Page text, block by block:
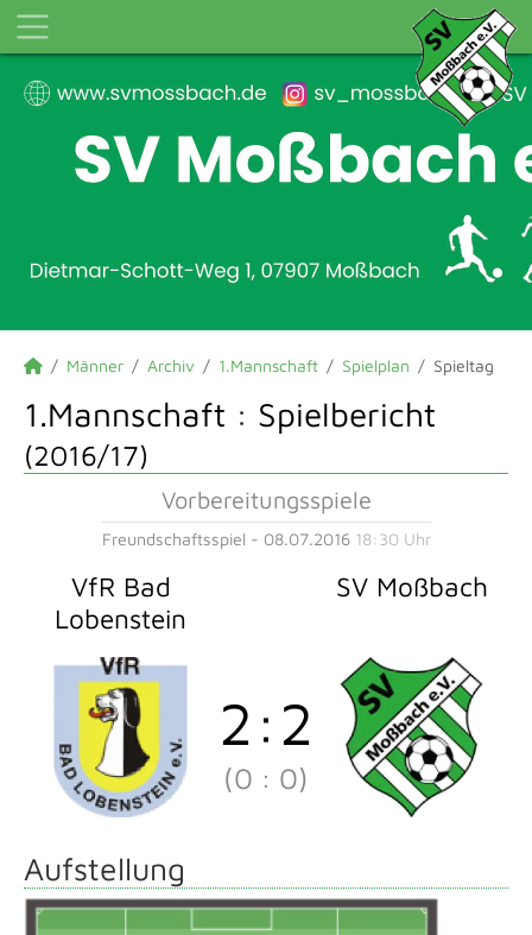
Männer Archiv 1.Mannschaft Spielplan Spieltag
1.Mannschaft : Spielbericht
(2016/17)
Vorbereitungsspiele
Freundschaftsspiel - 08.07.2016 18:30 Uhr
VfR Bad
Lobenstein
SV Moßbach
2 : 2
(0 : 0)
Aufstellung